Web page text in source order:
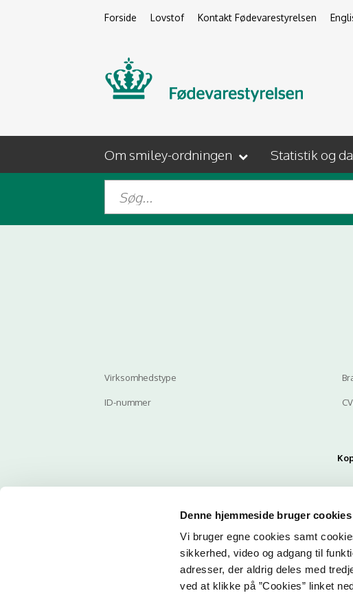
Denne hjemmeside bruger cookies
Vi bruger egne cookies samt
sikkerhed, video og adgang til
adresser, der aldrig deles med
ved at klikke på ”Cookies” linket
Forside Lovstof Kontakt Fødevarestyrelsen
Om smiley-ordningen Statistik og
Virksomhedstype
ID-nummer
Email
Her kan du
får du en mail,